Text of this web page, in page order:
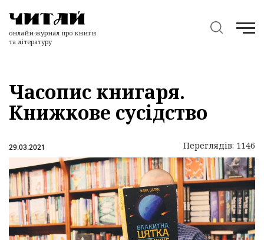
онлайн-журнал про книги
та літературу
Часопис книгаря.
Книжкове сусідство
29.03.2021 Переглядів: 1146